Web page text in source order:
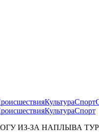
КультураСпорт
КультураСпорт